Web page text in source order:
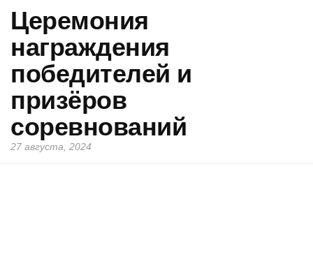
Церемония
награждения
победителей и
призёров
соревнований
27 августа, 2024